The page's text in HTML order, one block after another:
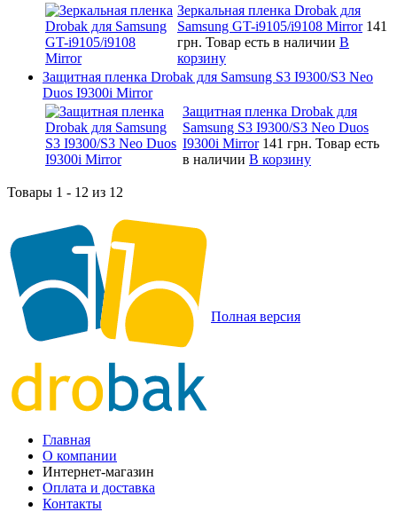
Зеркальная пленка Drobak для
Samsung GT-i9105/i9108 Mirror 141
грн. Товар есть в наличии В
корзину
Защитная пленка Drobak для Samsung S3 I9300/S3 Neo
Duos I9300i Mirror
Защитная пленка Drobak для
Samsung S3 I9300/S3 Neo Duos
I9300i Mirror 141 грн. Товар есть
в наличии В корзину
Товары 1 - 12 из 12
Полная версия
Главная
О компании
Интернет-магазин
Оплата и доставка
Контакты